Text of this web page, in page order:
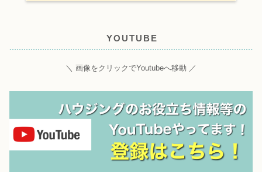
YOUTUBE
＼ 画像をクリックでYoutubeへ移動 ／